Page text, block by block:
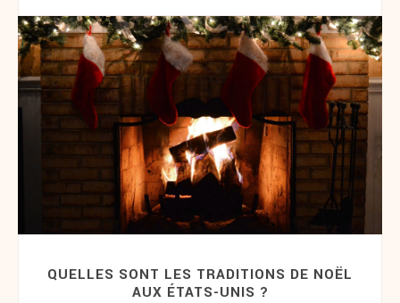
QUELLES SONT LES TRADITIONS DE NOËL
AUX ÉTATS-UNIS ?